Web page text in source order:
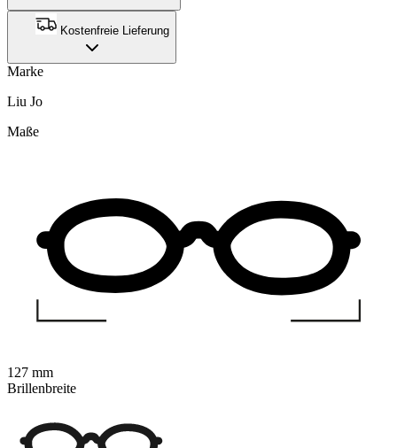
Kostenfreie Lieferung
Marke
Liu Jo
Maße
127 mm
Brillenbreite